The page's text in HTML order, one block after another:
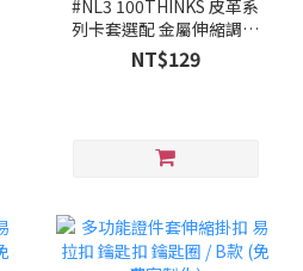
#NL3 100THINKS 皮革系
列卡套選配 金屬伸縮調節
掛繩
NT$129